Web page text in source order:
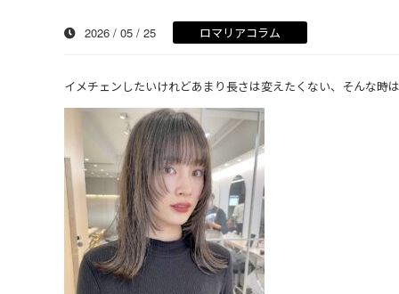
2026 / 05 / 25 ロマリアコラム
イメチェンしたいけれどあまり長さは変えたくない、そんな時